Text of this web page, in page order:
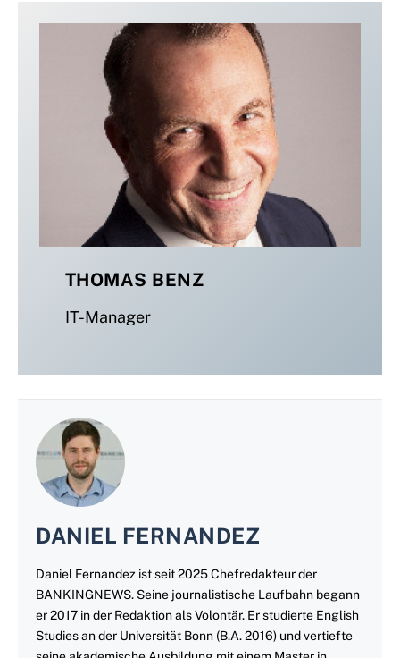
THOMAS BENZ
IT-Manager
DANIEL FERNANDEZ
Daniel Fernandez ist seit 2025 Chefredakteur der
BANKINGNEWS. Seine journalistische Laufbahn begann
er 2017 in der Redaktion als Volontär. Er studierte English
Studies an der Universität Bonn (B.A. 2016) und vertiefte